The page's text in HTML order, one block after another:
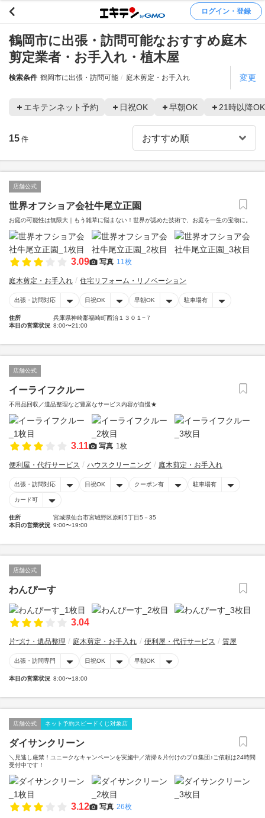
ログイン・登録
鶴岡市に出張・訪問可能なおすすめ庭木
剪定業者・お手入れ・植木屋
検索条件 鶴岡市に出張・訪問可能 庭木剪定・お手入れ 変更
エキテンネット予約 日祝OK 早朝OK 21時以降OK
15 件
店舗公式
世界オフショア会社牛尾立正園
お庭の可能性は無限大｜もう雑草に悩まない！世界が認めた技術で、お庭を一生の宝物に。
3.09 写真 11枚
庭木剪定・お手入れ 住宅リフォーム・リノベーション
出張・訪問対応 日祝OK 早朝OK 駐車場有
住所
兵庫県神崎郡福崎町西治１３０１−７
本日の営業状況 8:00〜21:00
店舗公式
イーライフクルー
不用品回収／遺品整理など豊富なサービス内容が自慢★
3.11 写真 1枚
便利屋・代行サービス ハウスクリーニング 庭木剪定・お手入れ
出張・訪問対応 日祝OK クーポン有 駐車場有
カード可
住所
宮城県仙台市宮城野区原町5丁目5－35
本日の営業状況 9:00〜19:00
店舗公式
わんぴーす
3.04
片づけ・遺品整理 庭木剪定・お手入れ 便利屋・代行サービス 質屋
出張・訪問専門 日祝OK 早朝OK
本日の営業状況 8:00〜18:00
店舗公式 ネット予約スピードくじ対象店
ダイサンクリーン
＼見逃し厳禁！ユニークなキャンペーンを実施中／清掃＆片付けのプロ集団♪ご依頼は24時間
受付中です！
3.12 写真 26枚